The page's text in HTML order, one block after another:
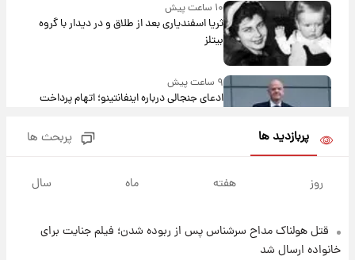
۱۰ ساعت پیش
ثریا اسفندیاری بعد از طلاق و در دیدار با گروه
بیتلز
۹ ساعت پیش
ادعای جنجالی درباره اینفانتینو؛ اتهام پرداخت
آلزایمر و زوال عقل افزایش می‌یابد؟
۱۰ ساعت پیش
پربازدید ها پربحث ها
روز هفته ماه سال
قتل هولناک مداح سرشناس پس از ربوده شدن؛ فیلم جنایت برای
خانواده ارسال شد